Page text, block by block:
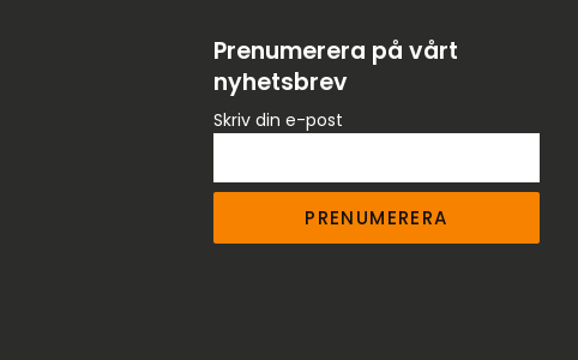
Prenumerera på vårt
nyhetsbrev
Skriv din e-post
PRENUMERERA